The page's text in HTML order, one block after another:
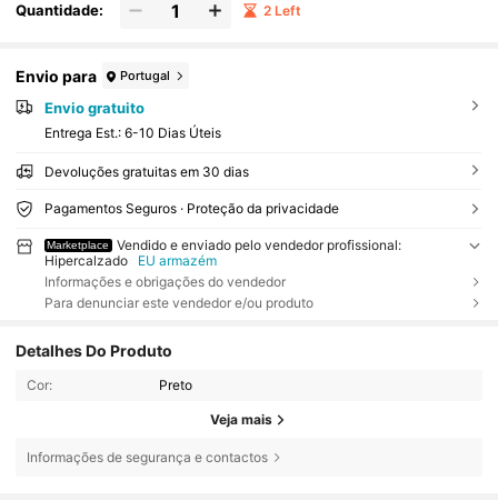
Quantidade: 2 Left
Envio para Portugal
Envio gratuito
Entrega Est.: 6-10 Dias Úteis
Devoluções gratuitas em 30 dias
Pagamentos Seguros · Proteção da privacidade
Marketplace
Vendido e enviado pelo vendedor profissional:
Hipercalzado
EU armazém
Informações e obrigações do vendedor
Para denunciar este vendedor e/ou produto
Detalhes Do Produto
Cor: Preto
Veja mais
Informações de segurança e contactos